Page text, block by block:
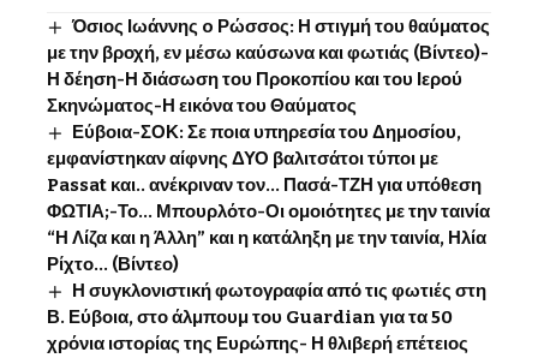
Όσιος Ιωάννης o Ρώσσος: Η στιγμή του θαύματος
με την βροχή, εν μέσω καύσωνα και φωτιάς (Βίντεο)-
Η δέηση-Η διάσωση του Προκοπίου και του Ιερού
Σκηνώματος-Η εικόνα του Θαύματος
Εύβοια-ΣΟΚ: Σε ποια υπηρεσία του Δημοσίου,
εμφανίστηκαν αίφνης ΔΥΟ βαλιτσάτοι τύποι με
Passat και.. ανέκριναν τον… Πασά-ΤΖΗ για υπόθεση
ΦΩΤΙΑ;-Το… Μπουρλότο-Οι ομοιότητες με την ταινία
“Η Λίζα και η Άλλη” και η κατάληξη με την ταινία, Ηλία
Ρίχτο… (Βίντεο)
Η συγκλονιστική φωτογραφία από τις φωτιές στη
Β. Εύβοια, στο άλμπουμ του Guardian για τα 50
χρόνια ιστορίας της Ευρώπης- Η θλιβερή επέτειος